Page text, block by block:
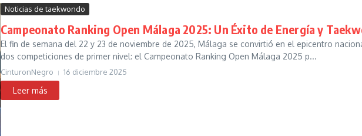
Noticias de taekwondo
Campeonato Ranking Open Málaga 2025: Un Éxito de Energía y
El fin de semana del 22 y 23 de noviembre de 2025, Málaga se convirtió en el epicentro
dos competiciones de primer nivel: el Campeonato Ranking Open Málaga 2025 p...
CinturonNegro 16 diciembre 2025